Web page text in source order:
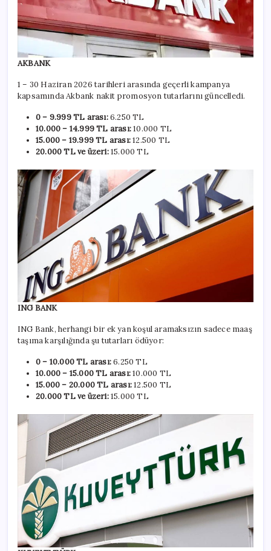
AKBANK
1 – 30 Haziran 2026 tarihleri arasında geçerli kampanya
kapsamında Akbank nakit promosyon tutarlarını güncelledi.
0 – 9.999 TL arası:6.250 TL
10.000 – 14.999 TL arası:10.000 TL
15.000 – 19.999 TL arası:12.500 TL
20.000 TL ve üzeri:15.000 TL
ING BANK
ING Bank, herhangi bir ek yan koşul aramaksızın sadece maaş
taşıma karşılığında şu tutarları ödüyor:
0 – 10.000 TL arası:6.250 TL
10.000 – 15.000 TL arası:10.000 TL
15.000 – 20.000 TL arası:12.500 TL
20.000 TL ve üzeri:15.000 TL